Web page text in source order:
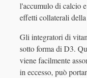
l'accumulo di calcio
effetti collaterali
Gli integratori di
sotto forma di D3.
viene facilmente
in eccesso, può